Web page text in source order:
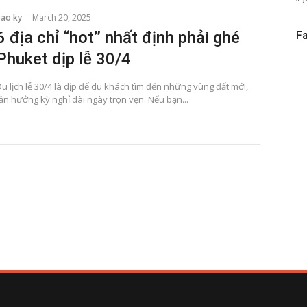
ky March 20, 2025
địa chỉ “hot” nhất định phải ghé
dịp lễ 30/4
lịch lễ 30/4 là dịp để du khách tìm đến những vùng đất mới,
hưởng kỳ nghỉ dài ngày trọn vẹn. Nếu bạn...